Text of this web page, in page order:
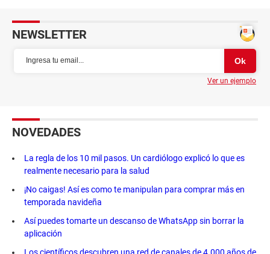
NEWSLETTER
Ver un ejemplo
NOVEDADES
La regla de los 10 mil pasos. Un cardiólogo explicó lo que es
realmente necesario para la salud
¡No caigas! Así es como te manipulan para comprar más en
temporada navideña
Así puedes tomarte un descanso de WhatsApp sin borrar la
aplicación
Los científicos descubren una red de canales de 4.000 años de